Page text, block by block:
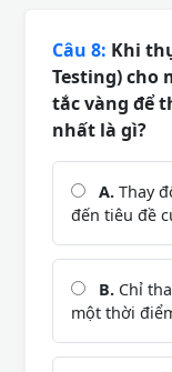
Câu 8: Khi
Testing) cho
tắc vàng để
nhất là gì?
A. Thay
đến tiêu đề
B. Chỉ
một thời